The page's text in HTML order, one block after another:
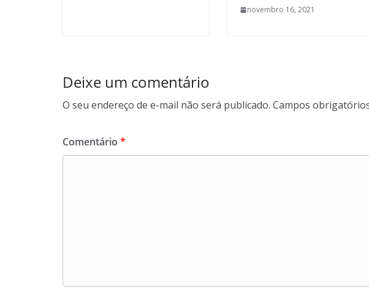
novembro 16, 2021
Deixe um comentário
O seu endereço de e-mail não será publicado. Campos
Comentário *